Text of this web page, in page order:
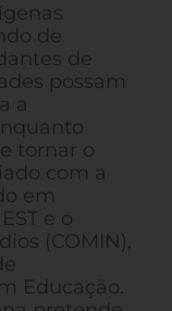
de
de
possam
a
tornar o
com a
em
e o
(COMIN),
Educação.